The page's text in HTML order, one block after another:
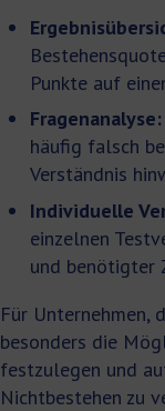
Punkte auf
Fragenanalyse:
häufig falsch
Verständnis
Individuelle
einzelnen
und benötigter
Für Unternehmen,
besonders die
festzulegen und
Nichtbestehen zu